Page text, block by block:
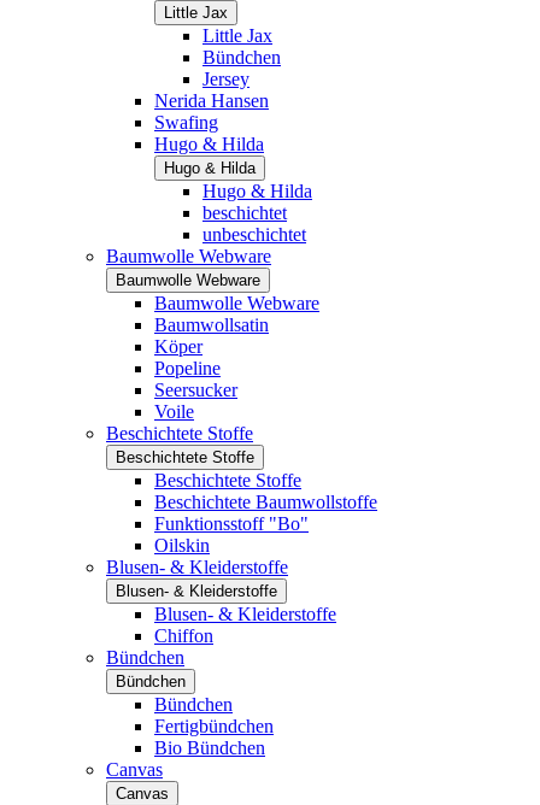
Little Jax
Little Jax
Bündchen
Jersey
Nerida Hansen
Swafing
Hugo & Hilda
Hugo & Hilda
Hugo & Hilda
beschichtet
unbeschichtet
Baumwolle Webware
Baumwolle Webware
Baumwolle Webware
Baumwollsatin
Köper
Popeline
Seersucker
Voile
Beschichtete Stoffe
Beschichtete Stoffe
Beschichtete Stoffe
Beschichtete Baumwollstoffe
Funktionsstoff "Bo"
Oilskin
Blusen- & Kleiderstoffe
Blusen- & Kleiderstoffe
Blusen- & Kleiderstoffe
Chiffon
Bündchen
Bündchen
Bündchen
Fertigbündchen
Bio Bündchen
Canvas
Canvas